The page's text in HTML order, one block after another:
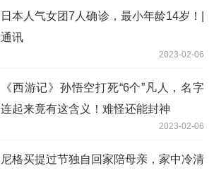
日本人气女团7人确诊，最小年龄14岁！|
通讯
2023-02-06
《西游记》孙悟空打死“6个”凡人，名字
连起来竟有这含义！难怪还能封神
2023-02-06
尼格买提过节独自回家陪母亲，家中冷清